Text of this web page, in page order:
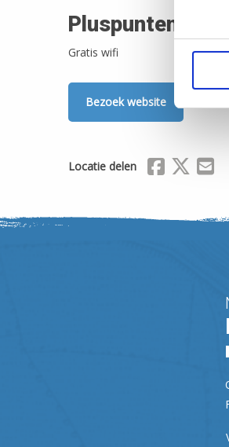
Pluspunten
Gratis wifi
Bezoek website
Locatie delen Delen via